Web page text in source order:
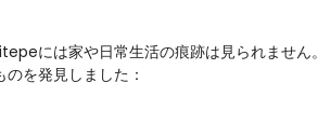
には家や日常生活の痕跡は見られません。
を発見しました：